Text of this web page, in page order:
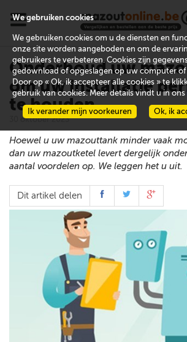
x
Onderhoud uw
om uw installatie
te houden
30 oktober 2023
Hoewel u uw mazouttank minder vaak
dan uw mazoutketel levert dergelijk
aantal voordelen op. We leggen het u uit.
Dit artikel delen
We gebruiken cookies
We gebruiken cookies om u de diensten en
onze site worden aangeboden en om de
gebruikers te verbeteren. Cookies zijn
gedownload of opgeslagen op uw computer of
Door op « Ok, ik accepteer alle cookies » te
gebruik van cookies. Meer details vindt u in ons
Ok, ik
Ik verander mijn voorkeuren